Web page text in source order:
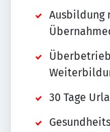
Ausbildung
30 Tage